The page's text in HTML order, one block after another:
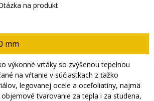
na produkt
mm
výkonné vrtáky so zvýšenou tepelnou
na vŕtanie v súčiastkach z ťažko
legovanej ocele a oceľoliatiny, najmä
tvarovanie za tepla i za studena,